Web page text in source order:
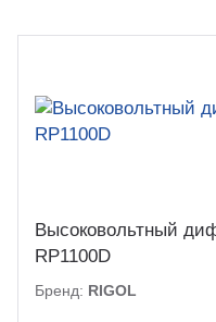
Высоковольтный
RP1100D
Бренд: RIGOL